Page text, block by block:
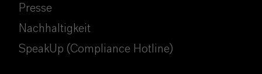
Presse
Nachhaltigkeit
SpeakUp (Compliance Hotline)